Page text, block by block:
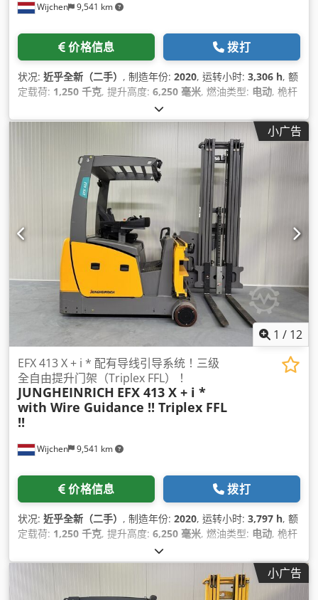
Wijchen 9,541 km
价格信息 拨打
状况: 近乎全新（二手） , 制造年份: 2020, 运转小时: 3,306 h, 额
定载荷: 1,250 千克, 提升高度: 6,250 毫米, 燃油类型: 电动, 桅杆
, 建筑高度:
小广告
1 / 12
Wijchen 9,541 km
EFX 413 X + i * 配有导线引导系统！三级
全自由提升门架（Triplex FFL）！
JUNGHEINRICH EFX 413 X + i *
with Wire Guidance !! Triplex FFL
!!
价格信息 拨打
状况: 近乎全新（二手） , 制造年份: 2020, 运转小时: 3,797 h, 额
定载荷: 1,250 千克, 提升高度: 6,250 毫米, 燃油类型: 电动, 桅杆
, 建筑高度:
小广告